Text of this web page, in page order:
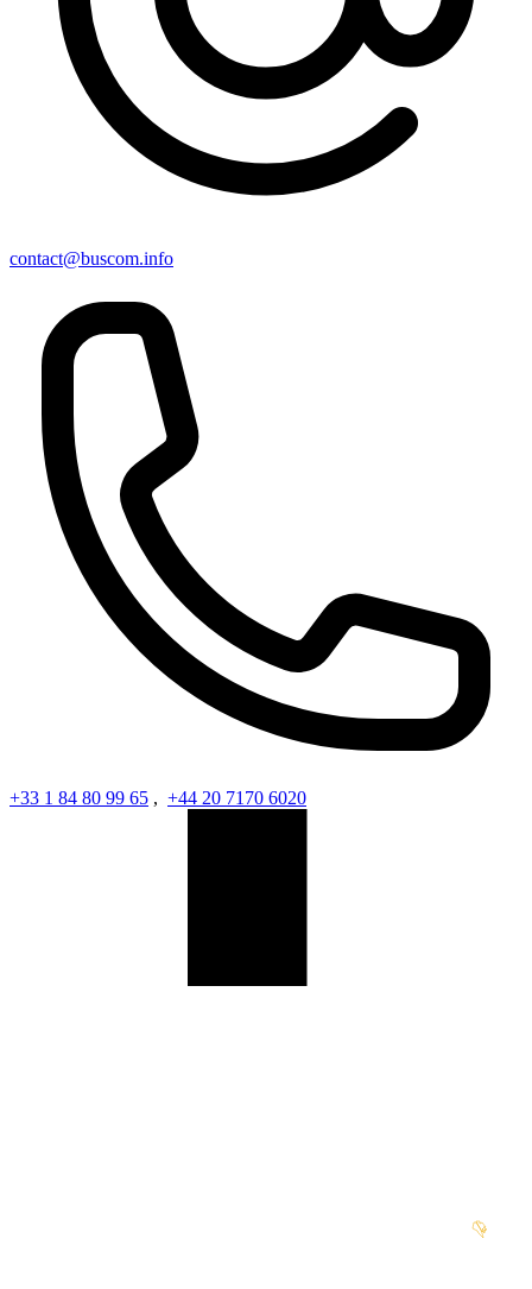
contact@buscom.info
+33 1 84 80 99 65 , +44 20 7170 6020